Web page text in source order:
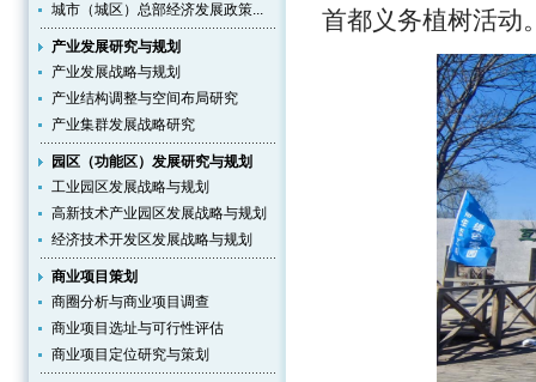
城市（城区）总部经济发展政策...
产业发展研究与规划
产业发展战略与规划
产业结构调整与空间布局研究
产业集群发展战略研究
园区（功能区）发展研究与规划
工业园区发展战略与规划
高新技术产业园区发展战略与规划
经济技术开发区发展战略与规划
商业项目策划
商圈分析与商业项目调查
商业项目选址与可行性评估
商业项目定位研究与策划
首都义务植树活动